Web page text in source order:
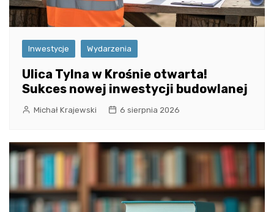
Inwestycje Wydarzenia
Ulica Tylna w Krośnie otwarta!
Sukces nowej inwestycji budowlanej
Michał Krajewski 6 sierpnia 2026